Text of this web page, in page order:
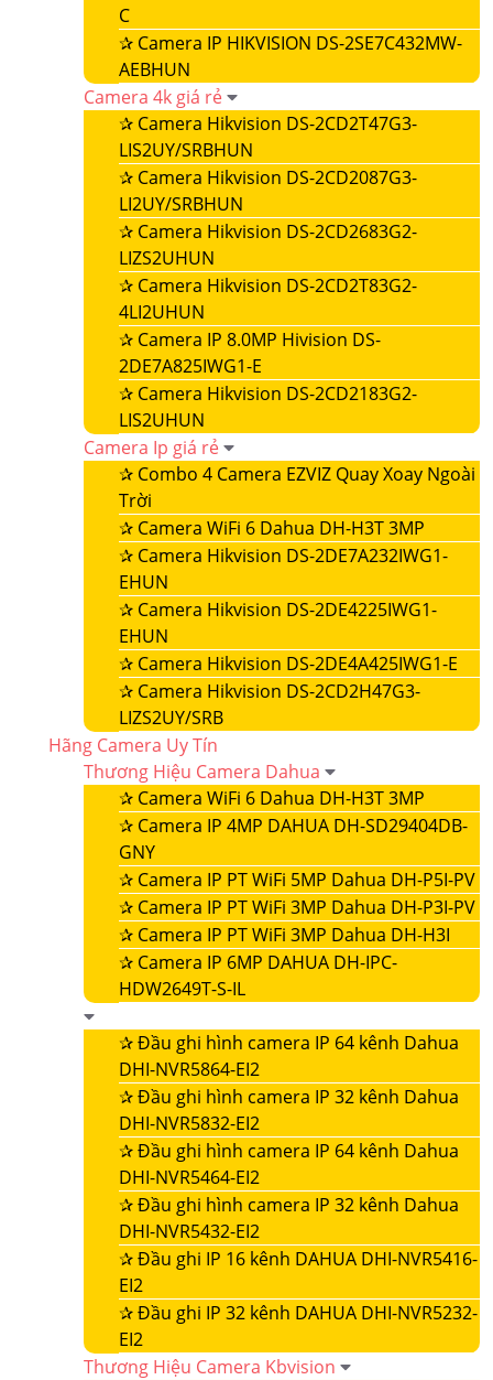
C
✰ Camera IP HIKVISION DS-2SE7C432MW-
AEBHUN
Camera 4k giá rẻ
✰ Camera Hikvision DS-2CD2T47G3-
LIS2UY/SRBHUN
✰ Camera Hikvision DS-2CD2087G3-
LI2UY/SRBHUN
✰ Camera Hikvision DS-2CD2683G2-
LIZS2UHUN
✰ Camera Hikvision DS-2CD2T83G2-
4LI2UHUN
✰ Camera IP 8.0MP Hivision DS-
2DE7A825IWG1-E
✰ Camera Hikvision DS-2CD2183G2-
LIS2UHUN
Camera Ip giá rẻ
✰ Combo 4 Camera EZVIZ Quay Xoay Ngoài
Trời
✰ Camera WiFi 6 Dahua DH-H3T 3MP
✰ Camera Hikvision DS-2DE7A232IWG1-
EHUN
✰ Camera Hikvision DS-2DE4225IWG1-
EHUN
✰ Camera Hikvision DS-2DE4A425IWG1-E
✰ Camera Hikvision DS-2CD2H47G3-
LIZS2UY/SRB
Hãng Camera Uy Tín
Thương Hiệu Camera Dahua
✰ Camera WiFi 6 Dahua DH-H3T 3MP
✰ Camera IP 4MP DAHUA DH-SD29404DB-
GNY
✰ Camera IP PT WiFi 5MP Dahua DH-P5I-PV
✰ Camera IP PT WiFi 3MP Dahua DH-P3I-PV
✰ Camera IP PT WiFi 3MP Dahua DH-H3I
✰ Camera IP 6MP DAHUA DH-IPC-
HDW2649T-S-IL
✰Đầu ghi hình camera IP 64 kênh Dahua
DHI-NVR5864-EI2
✰Đầu ghi hình camera IP 32 kênh Dahua
DHI-NVR5832-EI2
✰Đầu ghi hình camera IP 64 kênh Dahua
DHI-NVR5464-EI2
✰Đầu ghi hình camera IP 32 kênh Dahua
DHI-NVR5432-EI2
✰Đầu ghi IP 16 kênh DAHUA DHI-NVR5416-
EI2
✰Đầu ghi IP 32 kênh DAHUA DHI-NVR5232-
EI2
Thương Hiệu Camera Kbvision